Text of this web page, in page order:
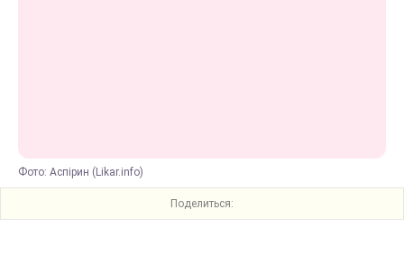
Фото: Аспірин (Likar.info)
Поделиться: